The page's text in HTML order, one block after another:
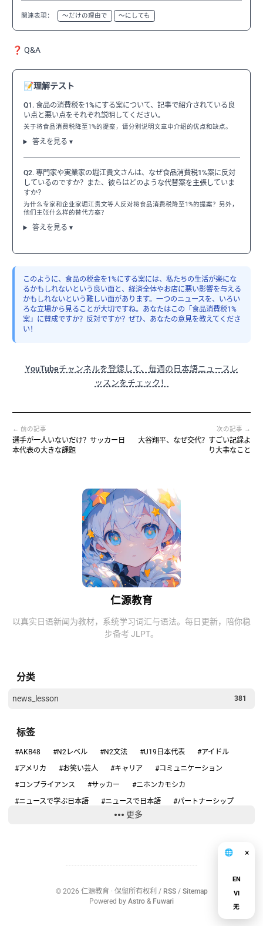
仁源教育
以真实日语新闻为教材，系统学习词汇与语法。每日更新，陪你稳
步备考 JLPT。
分类
news_lesson 381
标签
#AKB48 #N2レベル #N2文法 #U19日本代表
#アイドル
#アメリカ
#お笑い芸人 #キャリア
#コミュニケーション
#コンプライアンス
#サッカー
#ニホンカモシカ
#ニュースで学ぶ日本語
#ニュースで日本語
#パートナーシップ
#フィギュアスケート
#情報リテラシー #感動する話
#旅行の安全
#日本語ニュース #日本語学習
更多
関連表現： 〜だけの理由で 〜にしても
❓ Q&A
📝理解テスト
Q1. 食品の消費税を1%にする案について、記事で紹介されている良
い点と悪い点をそれぞれ説明してください。
关于将食品消费税降至1%的提案，请分别说明文章中介绍的优点和缺点。
答えを見る ▾
Q2. 専門家や実業家の堀江貴文さんは、なぜ食品消費税1%案に反対
しているのですか？また、彼らはどのような代替案を主張していま
すか？
为什么专家和企业家堀江贵文等人反对将食品消费税降至1%的提案？另外，
他们主张什么样的替代方案？
答えを見る ▾
このように、食品の税金を1%にする案には、私たちの生活が楽にな
るかもしれないという良い面と、経済全体やお店に悪い影響を与える
かもしれないという難しい面があります。一つのニュースを、いろい
ろな立場から見ることが大切ですね。あなたはこの「食品消費税1%
案」に賛成ですか？反対ですか？ぜひ、あなたの意見を教えてくださ
い！
YouTubeチャンネルを登録して、毎週の日本語ニュースレ
ッスンをチェック！
← 前の記事
選手が一人いないだけ？サッカー日
本代表の大きな課題
次の記事 →
大谷翔平、なぜ交代？すごい記録よ
り大事なこと
© 2026 仁源教育· 保留所有权利 / RSS/ Sitemap
Powered by Astro & Fuwari
🌐 ×
EN
VI
无